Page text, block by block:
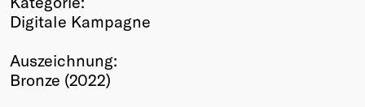
Winners
Past
Annual
Digitale Kampagne
Auszeichnung:
Bronze (2022)